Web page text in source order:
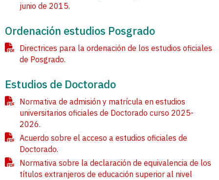
junio de 2015.
Ordenación estudios Posgrado
Directrices para la ordenación de los estudios oficiales
de Posgrado.
Estudios de Doctorado
Normativa de admisión y matrícula en estudios
universitarios oficiales de Doctorado curso 2025-
2026.
Acuerdo sobre el acceso a estudios oficiales de
Doctorado.
Normativa sobre la declaración de equivalencia de los
títulos extranjeros de educación superior al nivel